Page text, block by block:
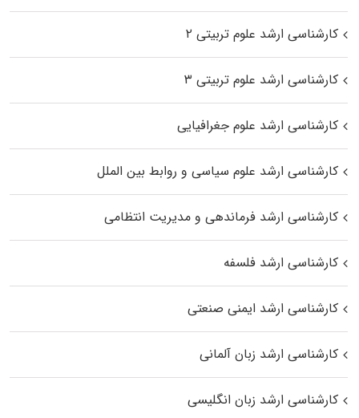
کارشناسی ارشد علوم تربیتی ۲
کارشناسی ارشد علوم تربیتی ۳
کارشناسی ارشد علوم جغرافیایی
کارشناسی ارشد علوم سیاسی و روابط بین الملل
کارشناسی ارشد فرماندهی و مدیریت انتظامی
کارشناسی ارشد فلسفه
کارشناسی ارشد ایمنی صنعتی
کارشناسی ارشد زبان آلمانی
کارشناسی ارشد زبان انگلیسی